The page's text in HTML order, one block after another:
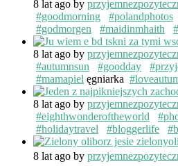
8 lat ago by
#goodmorning
#polandphotos
#godmorgen
#maidinmhaith
8 lat ago by
#autumnsun
#goodday
#mamapiel ęgniarka
8 lat ago by
#eighthwonderoftheworld
#holidaytravel
#bloggerlife
8 lat ago by